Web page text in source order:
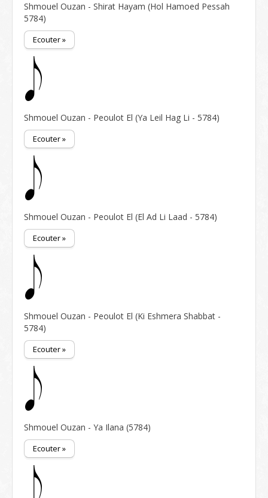
Shmouel Ouzan - Shirat Hayam (Hol Hamoed Pessah
5784)
Ecouter »
Shmouel Ouzan - Peoulot El (Ya Leil Hag Li - 5784)
Ecouter »
Shmouel Ouzan - Peoulot El (El Ad Li Laad - 5784)
Ecouter »
Shmouel Ouzan - Peoulot El (Ki Eshmera Shabbat -
5784)
Ecouter »
Shmouel Ouzan - Ya Ilana (5784)
Ecouter »